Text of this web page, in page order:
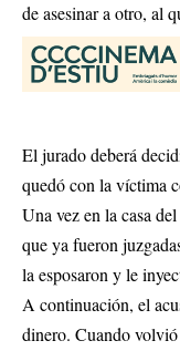
de asesinar a otro, al
El jurado deberá
quedó con la víctima
Una vez en la casa
que ya fueron
la esposaron y le
A continuación, el
dinero. Cuando